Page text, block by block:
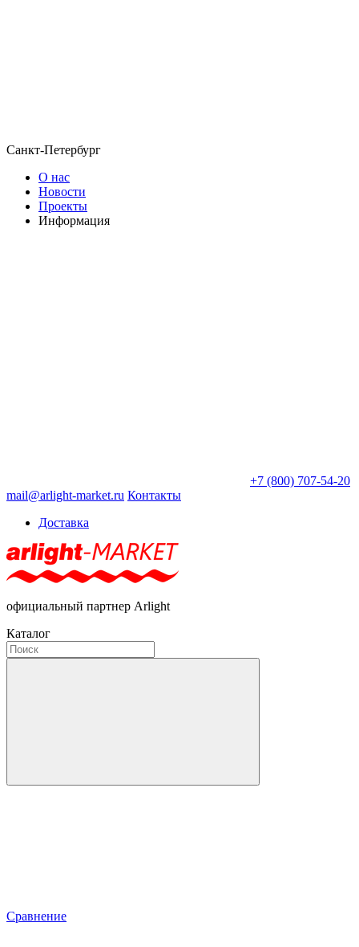
Санкт-Петербург
О нас
Новости
Проекты
Информация
+7 (800) 707-54-20
mail@arlight-market.ru Контакты
Доставка
официальный партнер Arlight
Каталог
Сравнение